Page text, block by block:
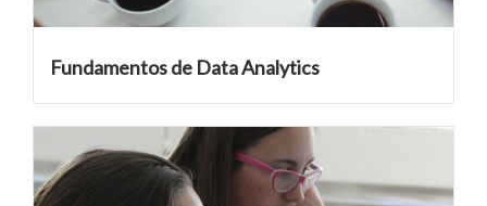
Fundamentos de Data Analytics